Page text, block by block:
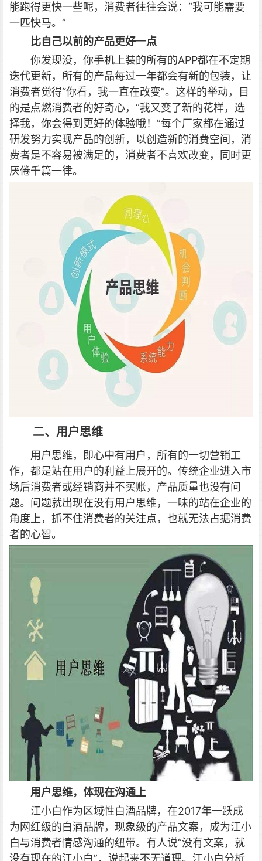
能跑得更快一些呢，消费者往往会说：“我可能需要
一匹快马。”
比自己以前的产品更好一点
你发现没，你手机上装的所有的APP都在不定期
迭代更新，所有的产品每过一年都会有新的包装，让
消费者觉得“你看，我一直在改变”。这样的举动，目
的是点燃消费者的好奇心，“我又变了新的花样，选
择我，你会得到更好的体验哦！”每个厂家都在通过
研发努力实现产品的创新，以创造新的消费空间，消
费者是不容易被满足的，消费者不喜欢改变，同时更
厌倦千篇一律。
二、用户思维
用户思维，即心中有用户，所有的一切营销工
作，都是站在用户的利益上展开的。传统企业进入市
场后消费者或经销商并不买账，产品质量也没有问
题。问题就出现在没有用户思维，一味的站在企业的
角度上，抓不住消费者的关注点，也就无法占据消费
者的心智。
用户思维，体现在沟通上
江小白作为区域性白酒品牌，在2017年一跃成
为网红级的白酒品牌，现象级的产品文案，成为江小
白与消费者情感沟通的纽带。有人说“没有文案，就
没有现在的江小白”，说起来不无道理。江小白分析